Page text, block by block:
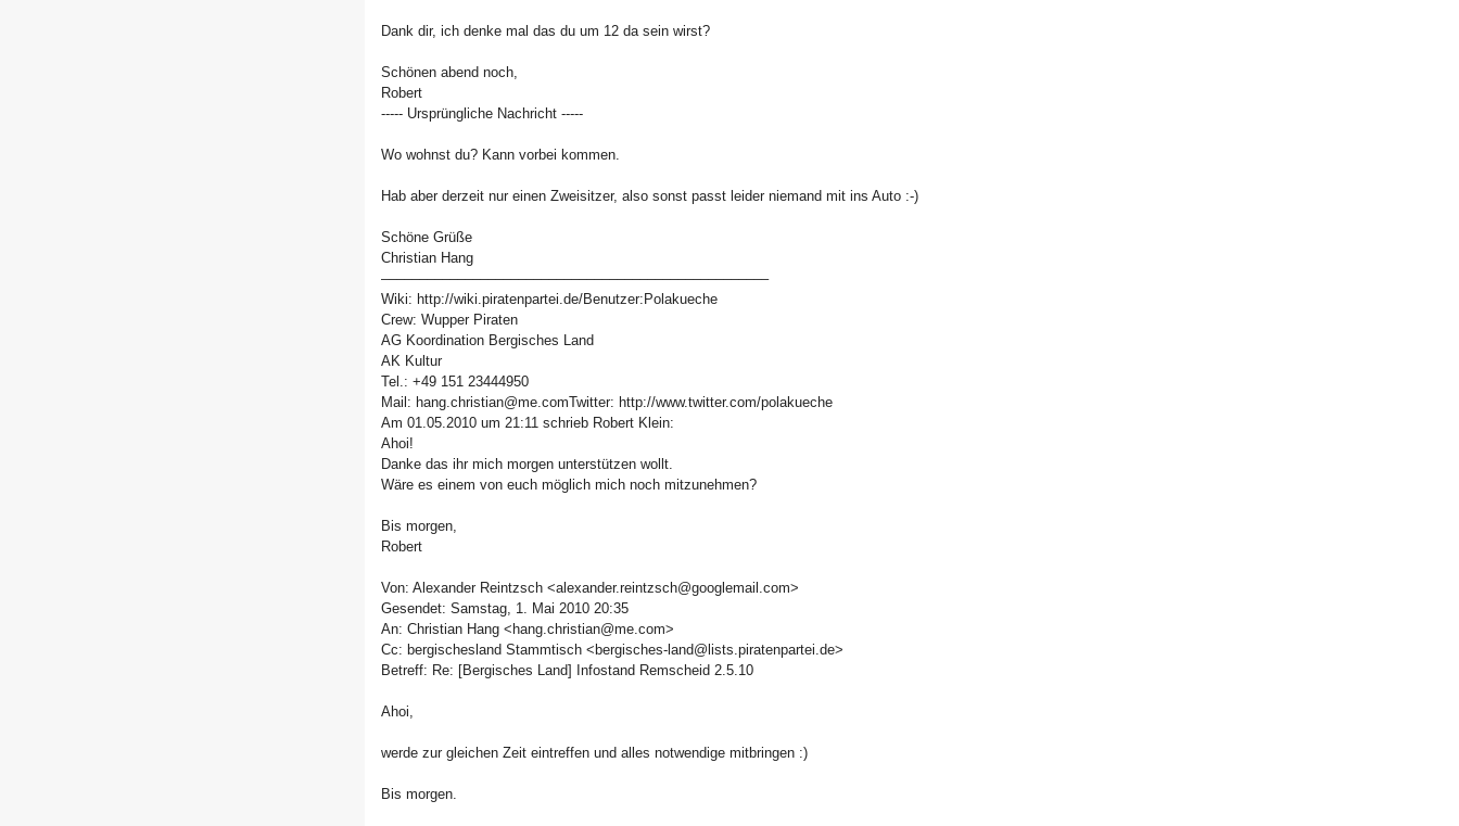
Dank dir, ich denke mal das du um 12 da sein wirst?
Schönen abend noch,
Robert
----- Ursprüngliche Nachricht -----
Wo wohnst du? Kann vorbei kommen.
Hab aber derzeit nur einen Zweisitzer, also sonst passt leider niemand mit ins Auto :-)
Schöne Grüße
Christian Hang
–––––––––––––––––––––––––––––––––––––––––––––––––––
Wiki: http://wiki.piratenpartei.de/Benutzer:Polakueche
Crew: Wupper Piraten
AG Koordination Bergisches Land
AK Kultur
Tel.: +49 151 23444950
Mail: hang.christian@me.comTwitter: http://www.twitter.com/polakueche
Am 01.05.2010 um 21:11 schrieb Robert Klein:
Ahoi!
Danke das ihr mich morgen unterstützen wollt.
Wäre es einem von euch möglich mich noch mitzunehmen?
Bis morgen,
Robert
Von: Alexander Reintzsch <alexander.reintzsch@googlemail.com>
Gesendet: Samstag, 1. Mai 2010 20:35
An: Christian Hang <hang.christian@me.com>
Cc: bergischesland Stammtisch <bergisches-land@lists.piratenpartei.de>
Betreff: Re: [Bergisches Land] Infostand Remscheid 2.5.10
Ahoi,
werde zur gleichen Zeit eintreffen und alles notwendige mitbringen :)
Bis morgen.